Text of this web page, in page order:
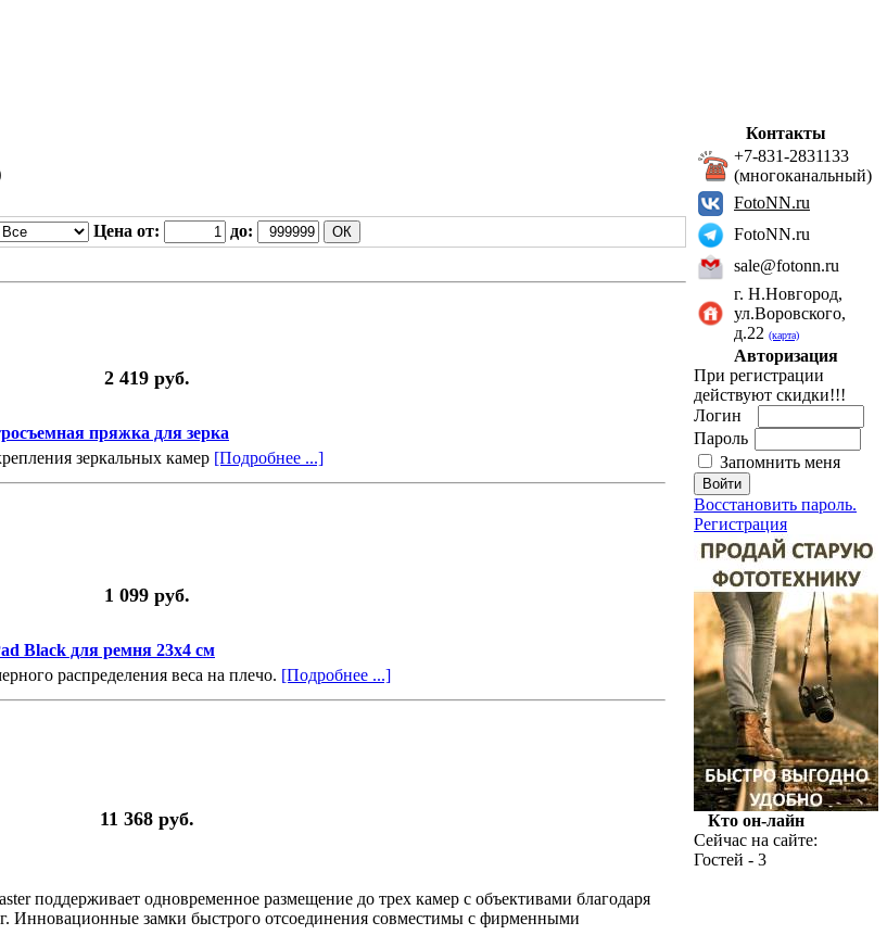
Цена от: до:
2 419 руб.
пряжка для зерка
зеркальных камер [Подробнее ...]
1 099 руб.
Black для ремня 23х4 см
распределения веса на плечо. [Подробнее ...]
11 368 руб.
поддерживает одновременное размещение до трех камер с объективами благодаря
Инновационные замки быстрого отсоединения совместимы с фирменными
Контакты
+7-831-2831133
(многоканальный)
FotoNN.ru
FotoNN.ru
sale@fotonn.ru
г. Н.Новгород,
ул.Воровского,
д.22 (карта)
Авторизация
При регистрации
действуют скидки!!!
Логин
Пароль
Запомнить меня
Восстановить пароль.
Регистрация
Кто он-лайн
Сейчас на сайте:
Гостей - 3